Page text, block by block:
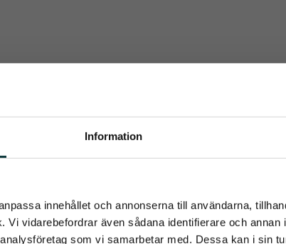
Information
innehållet och annonserna till användarna,
vidarebefordrar även sådana identifierare och annan
som vi samarbetar med. Dessa kan i sin
på Emmishopens nyhetsbrev
i din inkorg